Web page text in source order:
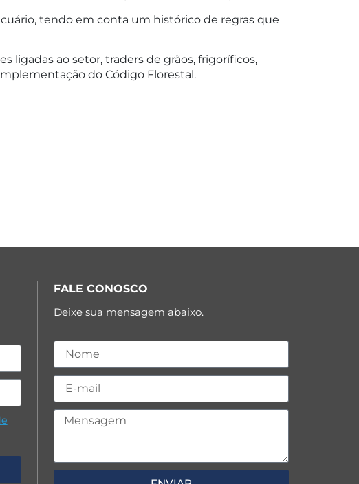
tendo em conta um histórico de regras que
ligadas ao setor, traders de grãos, frigoríficos,
do Código Florestal.
FALE CONOSCO
Deixe sua mensagem abaixo.